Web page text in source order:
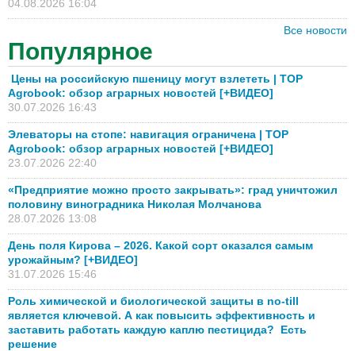
04.08.2026 16:04
Все новости
Популярное
Цены на российскую пшеницу могут взлететь | TOP
Agrobook: обзор аграрных новостей [+ВИДЕО]
30.07.2026 16:43
Элеваторы на стопе: навигация ограничена | TOP
Agrobook: обзор аграрных новостей [+ВИДЕО]
23.07.2026 22:40
«Предприятие можно просто закрывать»: град уничтожил
половину виноградника Николая Молчанова
28.07.2026 13:08
День поля Кирова – 2026. Какой сорт оказался самым
урожайным? [+ВИДЕО]
31.07.2026 15:46
Роль химической и биологической защиты в no-till
является ключевой. А как повысить эффективность и
заставить работать каждую каплю пестицида? Есть
решение